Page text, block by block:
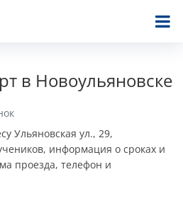
в Новоульяновске
Ульяновская ул., 29,
информация о сроках и
проезда, телефон и